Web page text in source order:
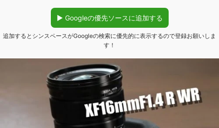
▶︎ Googleの優先ソースに追加する
追加するとシンスペースがGoogleの検索に優先的に表示するので登録お願いしま
す！